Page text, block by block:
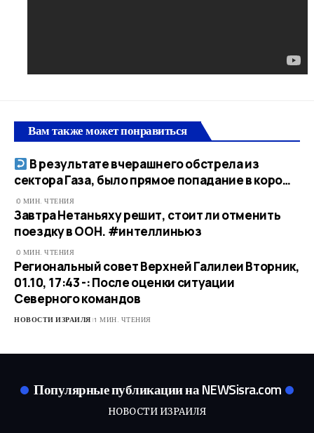
Вам также может понравиться
В результате вчерашнего обстрела из
сектора Газа, было прямое попадание в коро…​
0 МИН. ЧТЕНИЯ
Завтра Нетаньяху решит, стоит ли отменить
поездку в ООН. #интеллиньюз
0 МИН. ЧТЕНИЯ
Региональный совет Верхней Галилеи Вторник,
01.10, 17:43 -: После оценки ситуации
Северного командов
НОВОСТИ ИЗРАИЛЯ 1 МИН. ЧТЕНИЯ
Популярные публикации на NEWSisra.com
НОВОСТИ ИЗРАИЛЯ